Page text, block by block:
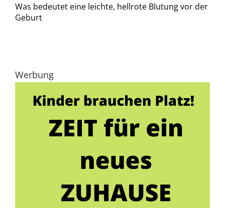
Was bedeutet eine leichte, hellrote Blutung vor der
Geburt
Werbung